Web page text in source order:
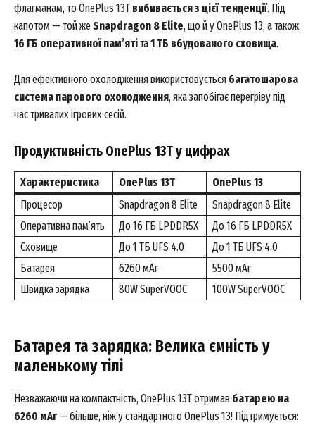
флагманам, то OnePlus 13T вибивається з цієї тенденції. Під
капотом — той жеSnapdragon 8 Elite, що й у OnePlus 13, а також
16 ГБ оперативної пам’ятіта1 ТБ вбудованого сховища.
Для ефективного охолодження використовується багатошарова
система парового охолодження, яка запобігає перегріву під
час тривалих ігрових сесій.
Продуктивність OnePlus 13T у цифрах
Характеристика OnePlus 13T
OnePlus 13
Процесор
Snapdragon 8 Elite
Snapdragon 8 Elite
Оперативна пам’ять
До 16 ГБ LPDDR5X
До 16 ГБ LPDDR5X
Сховище
До 1 ТБ UFS 4.0
До 1 ТБ UFS 4.0
Батарея
6260 мАг
5500 мАг
Швидка зарядка
80W SuperVOOC 100W SuperVOOC
Батарея та зарядка: Велика ємність у
маленькому тілі
Незважаючи на компактність, OnePlus 13T отримав батарею на
6260 мАг— більше, ніж у стандартного OnePlus 13! Підтримується: